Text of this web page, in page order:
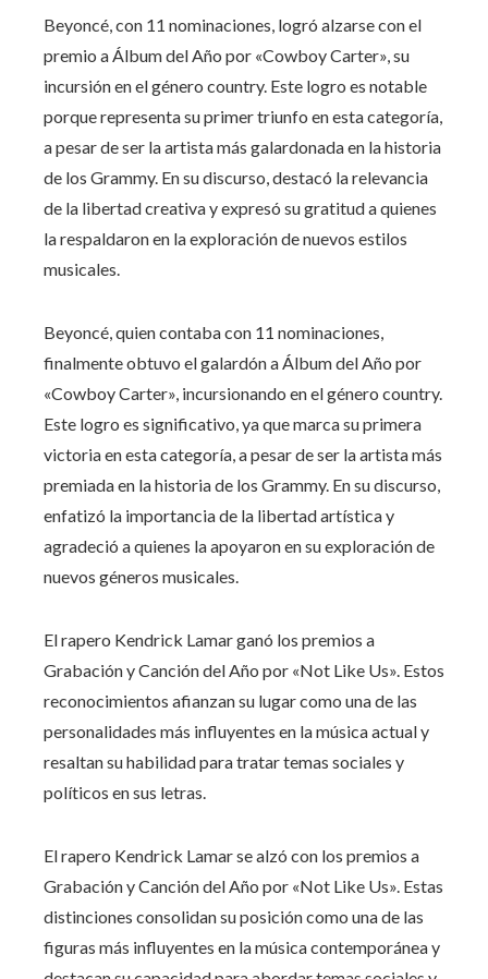
Beyoncé, con 11 nominaciones, logró alzarse con el
premio a Álbum del Año por «Cowboy Carter», su
incursión en el género country. Este logro es notable
porque representa su primer triunfo en esta categoría,
a pesar de ser la artista más galardonada en la historia
de los Grammy. En su discurso, destacó la relevancia
de la libertad creativa y expresó su gratitud a quienes
la respaldaron en la exploración de nuevos estilos
musicales.
Beyoncé, quien contaba con 11 nominaciones,
finalmente obtuvo el galardón a Álbum del Año por
«Cowboy Carter», incursionando en el género country.
Este logro es significativo, ya que marca su primera
victoria en esta categoría, a pesar de ser la artista más
premiada en la historia de los Grammy. En su discurso,
enfatizó la importancia de la libertad artística y
agradeció a quienes la apoyaron en su exploración de
nuevos géneros musicales.
El rapero Kendrick Lamar ganó los premios a
Grabación y Canción del Año por «Not Like Us». Estos
reconocimientos afianzan su lugar como una de las
personalidades más influyentes en la música actual y
resaltan su habilidad para tratar temas sociales y
políticos en sus letras.
El rapero Kendrick Lamar se alzó con los premios a
Grabación y Canción del Año por «Not Like Us». Estas
distinciones consolidan su posición como una de las
figuras más influyentes en la música contemporánea y